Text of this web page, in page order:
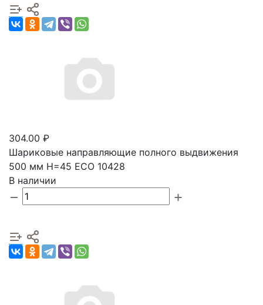
304.00 ₽
Шариковые направляющие полного выдвижения
500 мм Н=45 ECO 10428
В наличии